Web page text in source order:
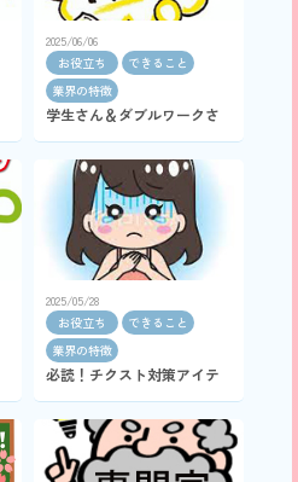
2025/06/06
お役立ち
できること
業界の特徴
学生さん＆ダブルワークさ
ん必見！『当店独自の寄り
道出勤！』の巻
2025/05/28
お役立ち
できること
業界の特徴
必読！チクスト対策アイテ
ムを現役キャストに聞いて
みた！